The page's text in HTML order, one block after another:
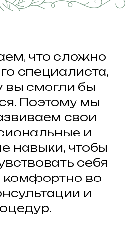
что сложно
специалиста,
вы смогли бы
Поэтому мы
свои
и
навыки, чтобы
себя
комфортно во
и